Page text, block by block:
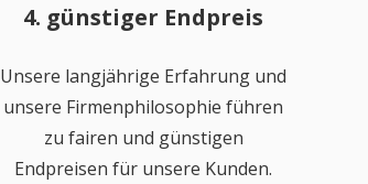
4. günstiger Endpreis
Unsere langjährige Erfahrung und
unsere Firmenphilosophie führen
zu fairen und günstigen
Endpreisen für unsere Kunden.